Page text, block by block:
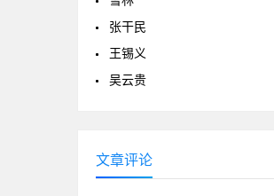
张干民
王锡义
吴云贵
文章评论